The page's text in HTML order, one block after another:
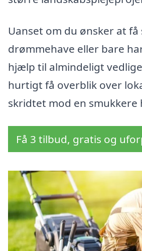
Uanset om du ønsker at få
drømmehave eller bare
hjælp til almindeligt
hurtigt få overblik over
skridtet mod en smukkere
Få 3 tilbud, gratis og